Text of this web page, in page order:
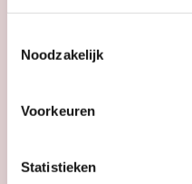
Noodzakelijk
Voorkeuren
Statistieken